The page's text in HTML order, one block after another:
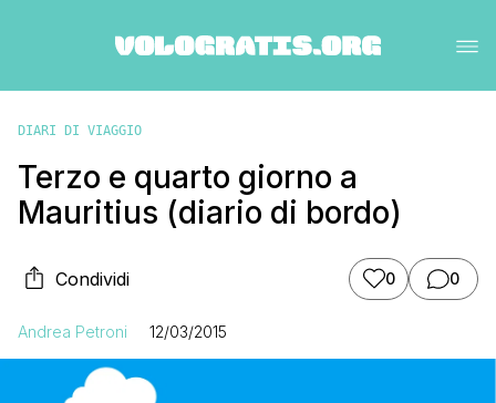
DIARI DI VIAGGIO
Terzo e quarto giorno a
Mauritius (diario di bordo)
Condividi 0 0
Andrea Petroni 12/03/2015